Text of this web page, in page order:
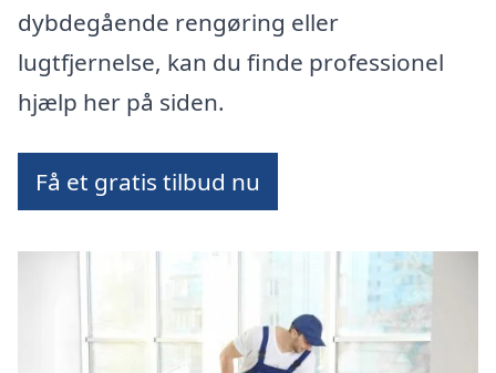
dybdegående rengøring eller
lugtfjernelse, kan du finde professionel
hjælp her på siden.
Få et gratis tilbud nu